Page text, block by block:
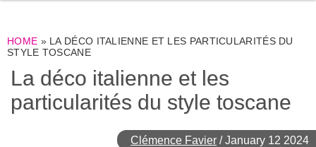
HOME » LA DÉCO ITALIENNE ET LES PARTICULARITÉS DU
STYLE TOSCANE
La déco italienne et les
particularités du style toscane
Clémence Favier /January 12 2024